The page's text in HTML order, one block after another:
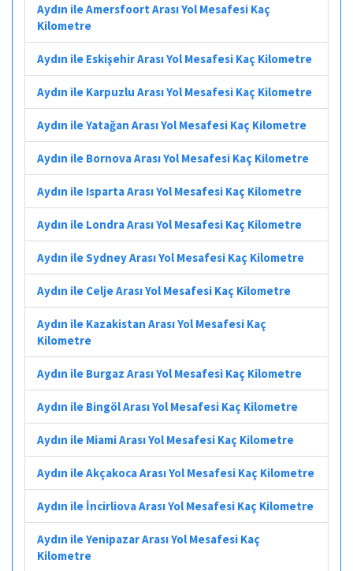
Aydın ile Amersfoort Arası Yol Mesafesi Kaç
Kilometre
Aydın ile Eskişehir Arası Yol Mesafesi Kaç Kilometre
Aydın ile Karpuzlu Arası Yol Mesafesi Kaç Kilometre
Aydın ile Yatağan Arası Yol Mesafesi Kaç Kilometre
Aydın ile Bornova Arası Yol Mesafesi Kaç Kilometre
Aydın ile Isparta Arası Yol Mesafesi Kaç Kilometre
Aydın ile Londra Arası Yol Mesafesi Kaç Kilometre
Aydın ile Sydney Arası Yol Mesafesi Kaç Kilometre
Aydın ile Celje Arası Yol Mesafesi Kaç Kilometre
Aydın ile Kazakistan Arası Yol Mesafesi Kaç
Kilometre
Aydın ile Burgaz Arası Yol Mesafesi Kaç Kilometre
Aydın ile Bingöl Arası Yol Mesafesi Kaç Kilometre
Aydın ile Miami Arası Yol Mesafesi Kaç Kilometre
Aydın ile Akçakoca Arası Yol Mesafesi Kaç Kilometre
Aydın ile İncirliova Arası Yol Mesafesi Kaç Kilometre
Aydın ile Yenipazar Arası Yol Mesafesi Kaç
Kilometre